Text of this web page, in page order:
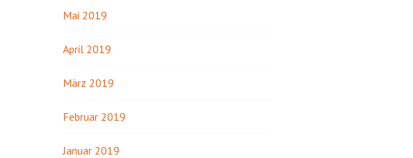
Mai 2019
April 2019
März 2019
Februar 2019
Januar 2019